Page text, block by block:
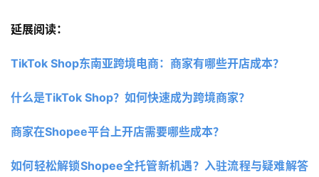
延展阅读：
TikTok Shop东南亚跨境电商：商家有哪些开店成本？
什么是TikTok Shop？如何快速成为跨境商家？
商家在Shopee平台上开店需要哪些成本？
如何轻松解锁Shopee全托管新机遇？入驻流程与疑难解答